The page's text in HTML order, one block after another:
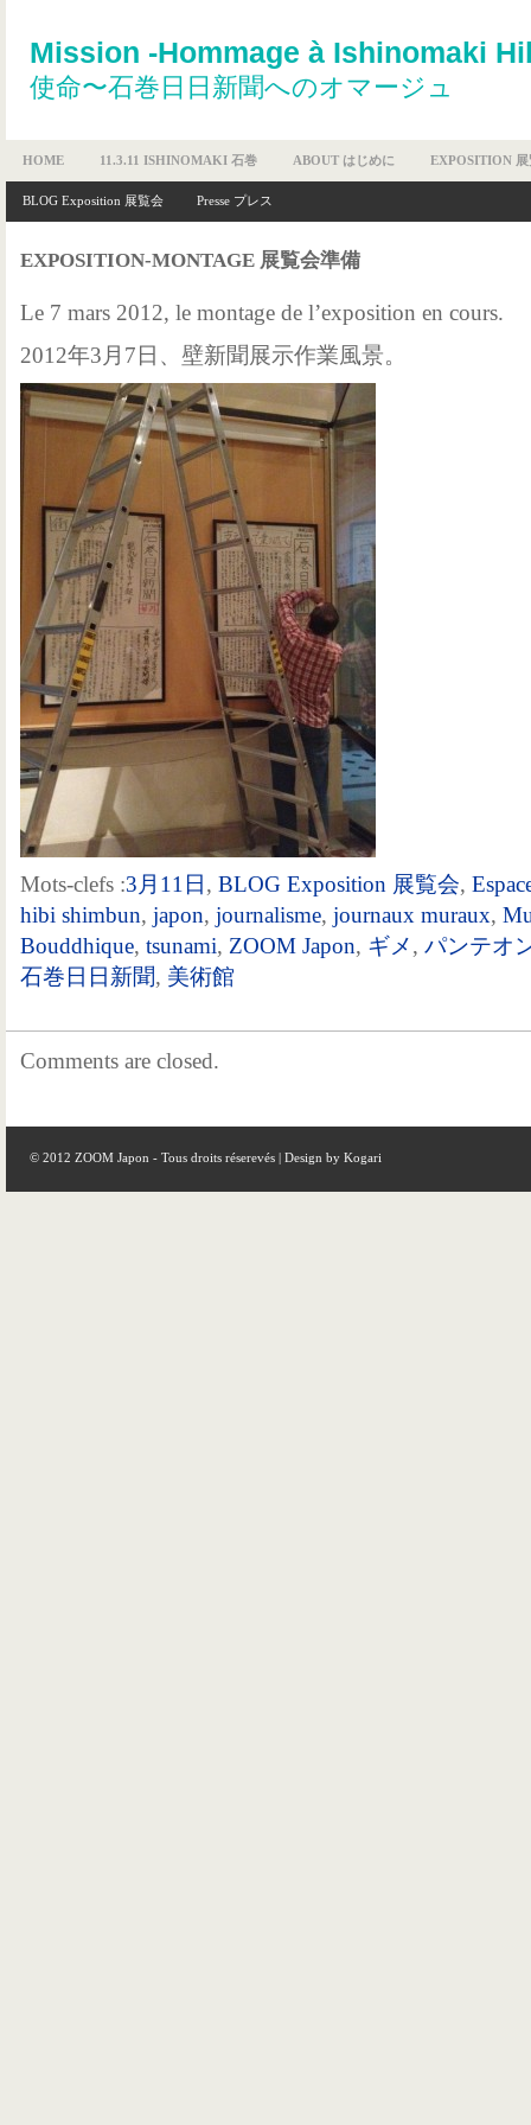
Mission -Hommage à Ishinomaki
使命〜石巻日日新聞へのオマージュ
HOME 11.3.11 ISHINOMAKI 石巻 ABOUT はじめに EXPOSITION 展
BLOG Exposition 展覧会 Presse プレス
EXPOSITION-MONTAGE 展覧会準備
Le 7 mars 2012, le montage de l’exposition en cours.
2012年3月7日、壁新聞展示作業風景。
Mots-clefs :3月11日 , BLOG Exposition 展覧会,
hibi shimbun, japon, journalisme, journaux muraux,
Bouddhique, tsunami, ZOOM Japon, ギメ, パンテオ
石巻日日新聞, 美術館
Comments are closed.
© 2012 ZOOM Japon - Tous droits réserevés | Design by Kogari